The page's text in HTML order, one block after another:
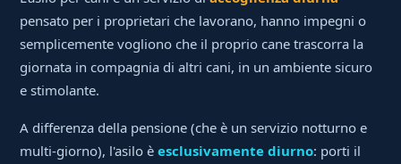
pensato per i proprietari che lavorano, hanno impegni o
semplicemente vogliono che il proprio cane trascorra la
giornata in compagnia di altri cani, in un ambiente sicuro
e stimolante.
A differenza della pensione (che è un servizio notturno e
multi-giorno), l'asilo èesclusivamente diurno: porti il